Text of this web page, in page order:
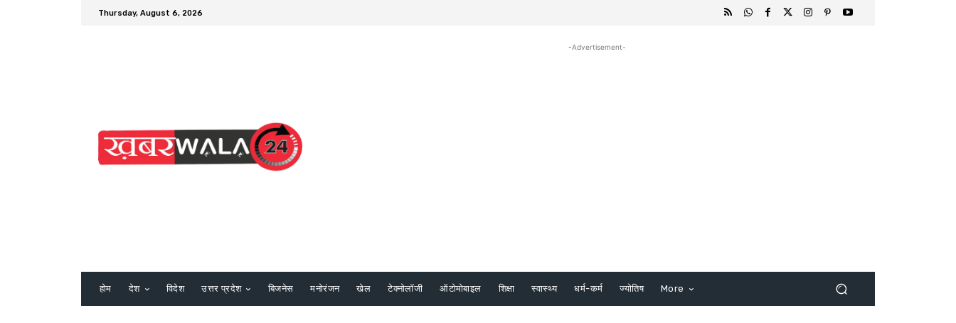
Thursday, August 6, 2026
-Advertisement-
होम देश विदेश उत्तर प्रदेश बिजनेस मनोरंजन खेल टेक्नोलॉजी ऑटोमोबाइल शिक्षा स्वास्थ्य धर्म-कर्म ज्योतिष More